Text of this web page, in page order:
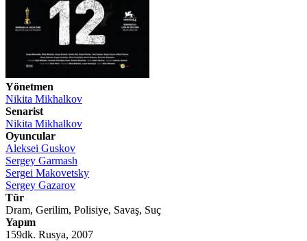
Yönetmen
Nikita Mikhalkov
Senarist
Nikita Mikhalkov
Oyuncular
Aleksei Guskov
Sergey Garmash
Sergei Makovetsky
Sergey Gazarov
Tür
Dram, Gerilim, Polisiye, Savaş, Suç
Yapım
159dk. Rusya, 2007